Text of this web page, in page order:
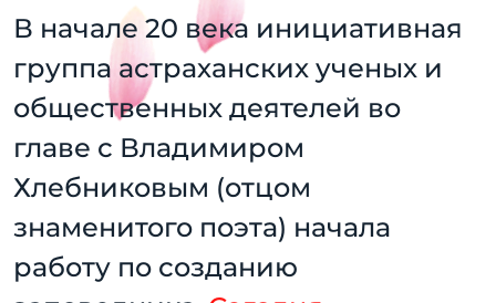
В начале 20 века инициативная
группа астраханских ученых и
общественных деятелей во
главе с Владимиром
Хлебниковым (отцом
знаменитого поэта) начала
работу по созданию